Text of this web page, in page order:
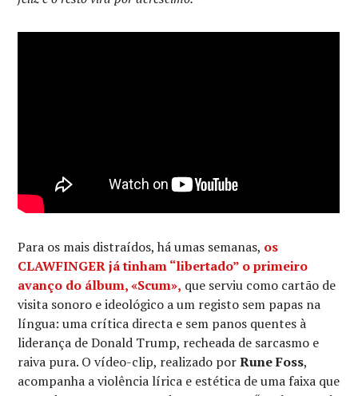
Para os mais distraídos, há umas semanas, os
CLAWFINGERjá tinham “libertado” o primeiro
avanço do álbum,«Scum», que serviu como cartão de
visita sonoro e ideológico a um registo sem papas na
língua: uma crítica directa e sem panos quentes à
liderança de Donald Trump, recheada de sarcasmo e
raiva pura. O vídeo-clip, realizado porRune Foss,
acompanha a violência lírica e estética de uma faixa que